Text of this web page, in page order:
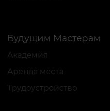
Будущим Мастерам
Академия
Аренда места
Трудоустройство